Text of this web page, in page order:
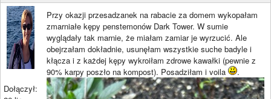
Dołączył:
Przy okazji przesadzanek na rabacie za domem wykopałam
zmarniałe kępy penstemonów Dark Tower. W sumie
wyglądały tak marnie, że miałam zamiar je wyrzucić. Ale
obejrzałam dokładnie, usunęłam wszystkie suche badyle i
kłącza i z każdej kępy wykroiłam zdrowe kawałki (pewnie z
90% karpy poszło na kompost). Posadziłam i voila
.